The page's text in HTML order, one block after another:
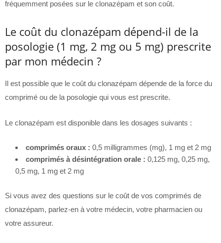
fréquemment posées sur le clonazépam et son coût.
Le coût du clonazépam dépend-il de la
posologie (1 mg, 2 mg ou 5 mg) prescrite
par mon médecin ?
Il est possible que le coût du clonazépam dépende de la force du
comprimé ou de la posologie qui vous est prescrite.
Le clonazépam est disponible dans les dosages suivants :
comprimés oraux : 0,5 milligrammes (mg), 1 mg et 2 mg
comprimés à désintégration orale : 0,125 mg, 0,25 mg,
0,5 mg, 1 mg et 2 mg
Si vous avez des questions sur le coût de vos comprimés de
clonazépam, parlez-en à votre médecin, votre pharmacien ou
votre assureur.